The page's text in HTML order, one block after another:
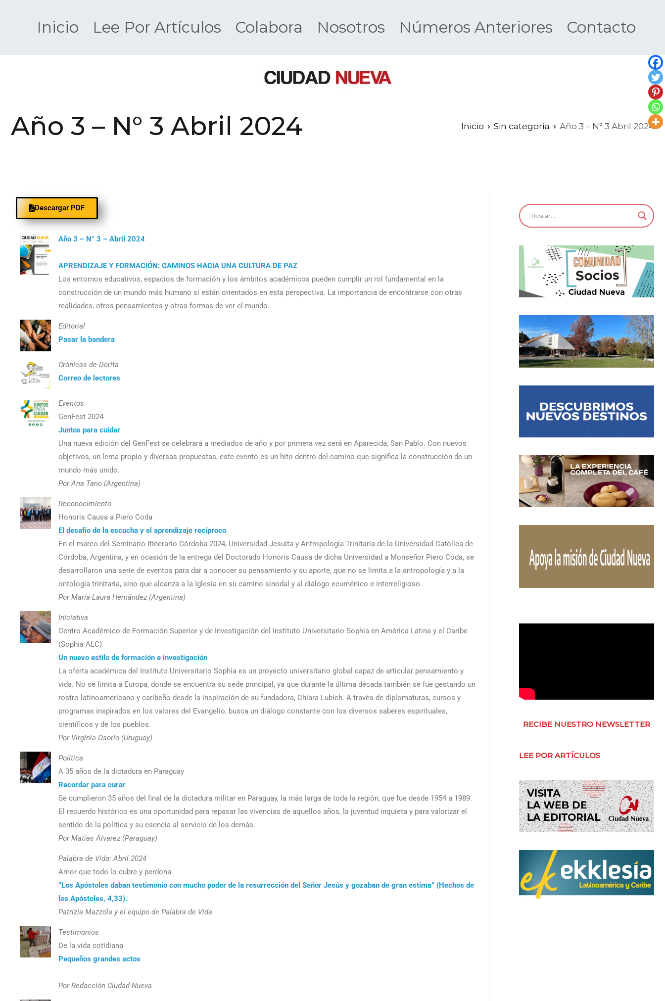
Inicio Lee Por Artículos Colabora Nosotros Números Anteriores Contacto
Año 3 – N° 3 Abril 2024 Inicio Sin categoría Año 3 – N° 3 Abril 2024
Descargar PDF
Año 3 – N° 3 – Abril 2024
APRENDIZAJE Y FORMACIÓN: CAMINOS HACIA UNA CULTURA DE PAZ
Los entornos educativos, espacios de formación y los ámbitos académicos pueden cumplir un rol fundamental en la
construcción de un mundo más humano si están orientados en esta perspectiva. La importancia de encontrarse con otras
realidades, otros pensamientos y otras formas de ver el mundo.
Editorial
Pasar la bandera
Crónicas de Dorita
Correo de lectores
Eventos
GenFest 2024
Juntos para cuidar
Una nueva edición del GenFest se celebrará a mediados de año y por primera vez será en Aparecida, San Pablo. Con nuevos
objetivos, un lema propio y diversas propuestas, este evento es un hito dentro del camino que significa la construcción de un
mundo más unido.
Por Ana Tano (Argentina)
Reconocimiento
Honoris Causa a Piero Coda
El desafío de la escucha y el aprendizaje recíproco
En el marco del Seminario Itinerario Córdoba 2024, Universidad Jesuita y Antropología Trinitaria de la Universidad Católica de
Córdoba, Argentina, y en ocasión de la entrega del Doctorado Honoris Causa de dicha Universidad a Monseñor Piero Coda, se
desarrollaron una serie de eventos para dar a conocer su pensamiento y su aporte, que no se limita a la antropología y a la
ontología trinitaria, sino que alcanza a la Iglesia en su camino sinodal y al diálogo ecuménico e interreligioso.
Por María Laura Hernández (Argentina)
Iniciativa
Centro Académico de Formación Superior y de Investigación del Instituto Universitario Sophia en América Latina y el Caribe
(Sophia ALC)
Un nuevo estilo de formación e investigación
La oferta académica del Instituto Universitario Sophia es un proyecto universitario global capaz de articular pensamiento y
vida. No se limita a Europa, donde se encuentra su sede principal, ya que durante la última década también se fue gestando un
rostro latinoamericano y caribeño desde la inspiración de su fundadora, Chiara Lubich. A través de diplomaturas, cursos y
programas inspirados en los valores del Evangelio, busca un diálogo constante con los diversos saberes espirituales,
científicos y de los pueblos.
Por Virginia Osorio (Uruguay)
Política
A 35 años de la dictadura en Paraguay
Recordar para curar
Se cumplieron 35 años del final de la dictadura militar en Paraguay, la más larga de toda la región, que fue desde 1954 a 1989.
El recuerdo histórico es una oportunidad para repasar las vivencias de aquellos años, la juventud inquieta y para valorizar el
sentido de la política y su esencia al servicio de los demás.
Por Matías Álvarez (Paraguay)
Palabra de Vida: Abril 2024
Amor que todo lo cubre y perdona
“Los Apóstoles daban testimonio con mucho poder de la resurrección del Señor Jesús y gozaban de gran estima” (Hechos de
los Apóstoles, 4,33).
Patrizia Mazzola y el equipo de Palabra de Vida
Testimonios
De la vida cotidiana
Pequeños grandes actos
Por Redacción Ciudad Nueva
RECIBE NUESTRO NEWSLETTER
LEE POR ARTÍCULOS